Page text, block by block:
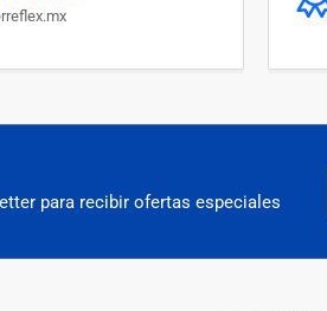
para recibir ofertas especiales